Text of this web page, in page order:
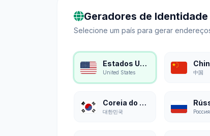
Geradores de Identidade
Selecione um país para gerar
Estados Unidos
United States 中国
Coreia do Sul
대한민국 Россия